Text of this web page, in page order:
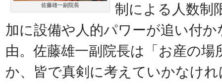
佐藤雄一副院長
制による人数制
加に設備や人的パワーが追い付
由。佐藤雄一副院長は「お産の
か、皆で真剣に考えていかなけ